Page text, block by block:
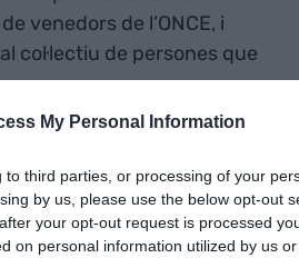
My Personal Information
third parties, or processing of your
by us, please use the below opt-out
your opt-out request is processed
on personal information utilized by us
venedors de l’ONCE, i
col·lectiu de persones que
en tots aquells
l’atenció a col·lectius de